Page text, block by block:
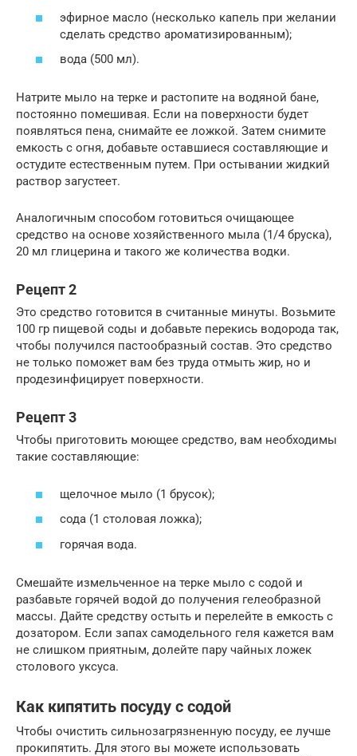
эфирное масло (несколько капель при желании
сделать средство ароматизированным);
вода (500 мл).
Натрите мыло на терке и растопите на водяной бане,
постоянно помешивая. Если на поверхности будет
появляться пена, снимайте ее ложкой. Затем снимите
емкость с огня, добавьте оставшиеся составляющие и
остудите естественным путем. При остывании жидкий
раствор загустеет.
Аналогичным способом готовиться очищающее
средство на основе хозяйственного мыла (1/4 бруска),
20 мл глицерина и такого же количества водки.
Рецепт 2
Это средство готовится в считанные минуты. Возьмите
100 гр пищевой соды и добавьте перекись водорода так,
чтобы получился пастообразный состав. Это средство
не только поможет вам без труда отмыть жир, но и
продезинфицирует поверхности.
Рецепт 3
Чтобы приготовить моющее средство, вам необходимы
такие составляющие:
щелочное мыло (1 брусок);
сода (1 столовая ложка);
горячая вода.
Смешайте измельченное на терке мыло с содой и
разбавьте горячей водой до получения гелеобразной
массы. Дайте средству остыть и перелейте в емкость с
дозатором. Если запах самодельного геля кажется вам
не слишком приятным, долейте пару чайных ложек
столового уксуса.
Как кипятить посуду с содой
Чтобы очистить сильнозагрязненную посуду, ее лучше
прокипятить. Для этого вы можете использовать